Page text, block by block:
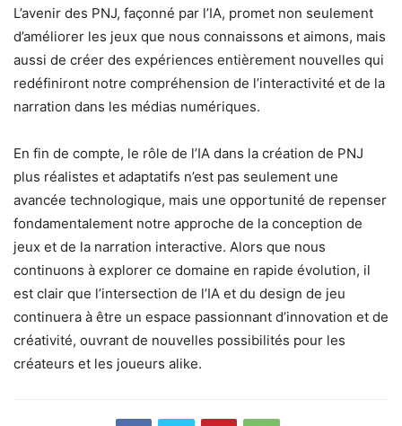
L’avenir des PNJ, façonné par l’IA, promet non seulement
d’améliorer les jeux que nous connaissons et aimons, mais
aussi de créer des expériences entièrement nouvelles qui
redéfiniront notre compréhension de l’interactivité et de la
narration dans les médias numériques.
En fin de compte, le rôle de l’IA dans la création de PNJ
plus réalistes et adaptatifs n’est pas seulement une
avancée technologique, mais une opportunité de repenser
fondamentalement notre approche de la conception de
jeux et de la narration interactive. Alors que nous
continuons à explorer ce domaine en rapide évolution, il
est clair que l’intersection de l’IA et du design de jeu
continuera à être un espace passionnant d’innovation et de
créativité, ouvrant de nouvelles possibilités pour les
créateurs et les joueurs alike.